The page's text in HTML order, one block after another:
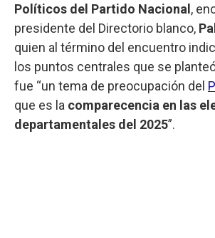
Políticos del Partido Nacional ,
presidente del Directorio blanco,
quien al término del encuentro
los puntos centrales que se
fue “un tema de preocupación del
que es la comparecencia en las
departamentales del 2025”.